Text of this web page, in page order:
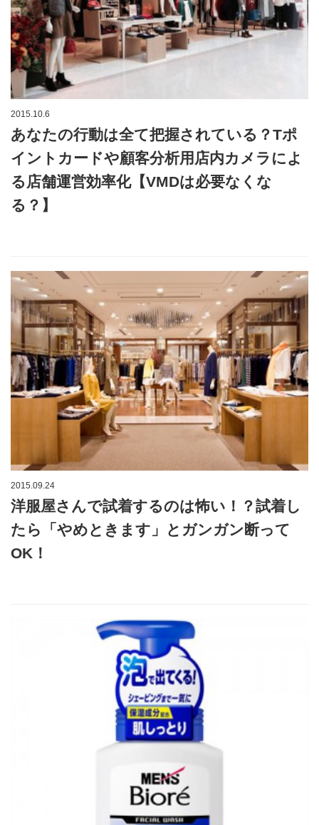
2015.10.6
あなたの行動は全て把握されている？Tポ
イントカードや顧客分析用店内カメラによ
る店舗運営効率化【VMDは必要なくな
る？】
2015.09.24
洋服屋さんで試着するのは怖い！？試着し
たら「やめときます」とガンガン断って
OK！